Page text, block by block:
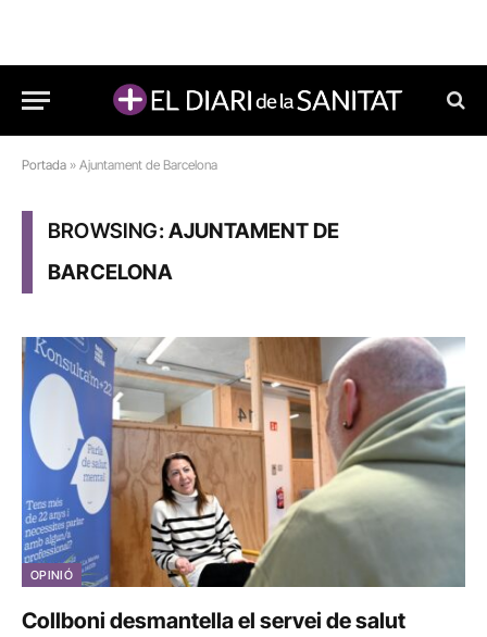
Portada » Ajuntament de Barcelona
BROWSING:AJUNTAMENT DE
BARCELONA
OPINIÓ
Collboni desmantella el servei de salut